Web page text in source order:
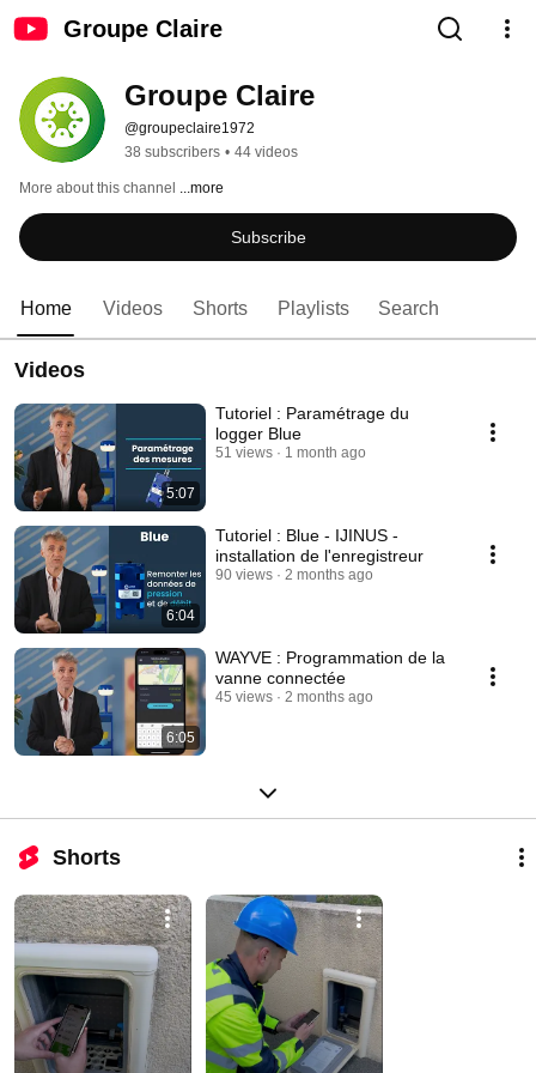
Groupe Claire
Groupe Claire
@groupeclaire1972
38 subscribers • 44 videos
More about this channel ...more
Subscribe
Home Videos Shorts Playlists Search
Videos
5:07
Tutoriel : Paramétrage du
logger Blue
51 views 1 month ago
6:04
Tutoriel : Blue - IJINUS -
installation de l'enregistreur
90 views 2 months ago
6:05
WAYVE : Programmation de la
vanne connectée
45 views 2 months ago
Shorts